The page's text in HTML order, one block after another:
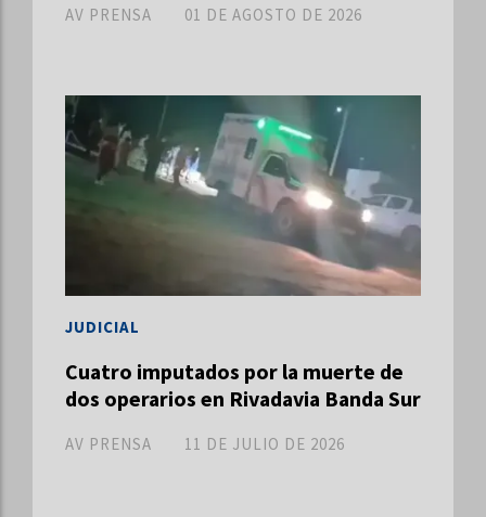
AV PRENSA 01 DE AGOSTO DE 2026
Cuatro imputados por la muerte de
dos operarios en Rivadavia Banda Sur
AV PRENSA
JUDICIAL
11 DE JULIO DE 2026